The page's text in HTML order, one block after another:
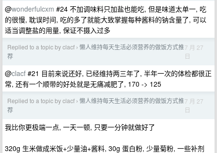
@wonderfulcxm #24 不加调味料只加盐也能吃, 但是味道太单一, 吃
的很慢, 耽误时间, 吃的多了就能大致掌握每种酱料的钠含量了, 可以
适当调整盐的用量, 保证不摄入过多
Replied to a topic by clacf › 懒人维持每天生活必须营养的做饭方式推
荐
7 月 27
日
@clacf #21 目前来说还好, 已经维持两三年了, 半年一次的体检都很正
常, 还有一个顺带的好处就是无痛减肥了, 170 -> 125
Replied to a topic by clacf › 懒人维持每天生活必须营养的做饭方式推
荐
7 月 27
日
我比你更极端一点, 一天一顿, 只要一分钟就做好了
320g 生米做成米饭+少量油+酱料, 30g 蛋白粉, 少量菊粉, 一些补剂